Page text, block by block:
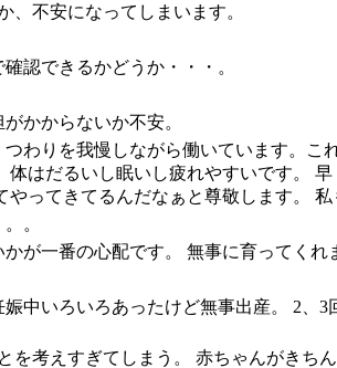
、不安になってしまいます。
認できるかどうか・・・。
かからないか不安。
わりを我慢しながら働いています。
はだるいし眠いし疲れやすいです。
ってきてるんだなぁと尊敬します。 私
。
が一番の心配です。 無事に育ってく
中いろいろあったけど無事出産。 2
考えすぎてしまう。 赤ちゃんがきち